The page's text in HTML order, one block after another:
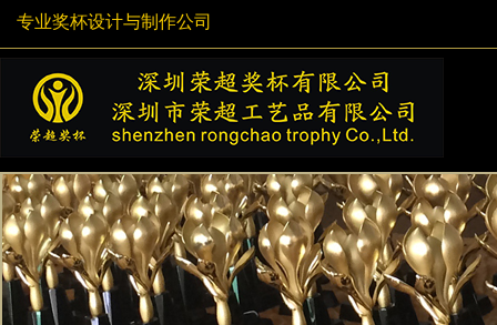
专业奖杯设计与制作公司